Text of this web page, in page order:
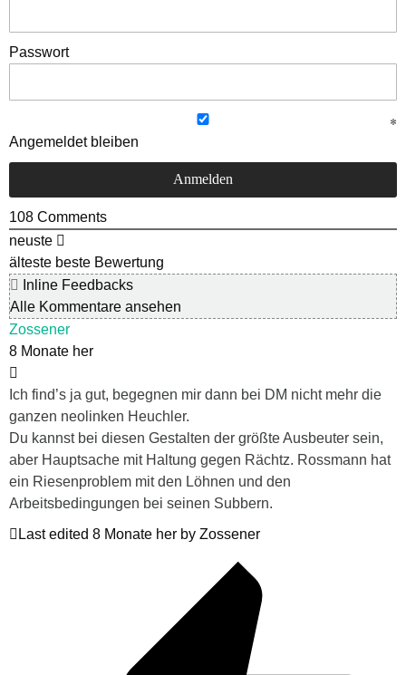
Passwort
Angemeldet bleiben
108 Comments
neuste
älteste beste Bewertung
Inline Feedbacks
Alle Kommentare ansehen
Zossener
8 Monate her
Ich find’s ja gut, begegnen mir dann bei DM nicht mehr die
ganzen neolinken Heuchler.
Du kannst bei diesen Gestalten der größte Ausbeuter sein,
aber Hauptsache mit Haltung gegen Rächtz. Rossmann hat
ein Riesenproblem mit den Löhnen und den
Arbeitsbedingungen bei seinen Subbern.
Last edited 8 Monate her by Zossener